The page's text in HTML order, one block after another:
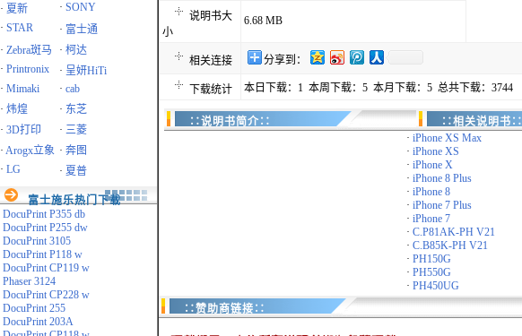
· 夏新 · SONY
· STAR · 富士通
· Zebra斑马 · 柯达
· Printronix · 呈妍HiTi
· Mimaki · cab
· 炜煌 · 东芝
· 3D打印 · 三菱
· Arogx立象 · 奔图
· LG · 夏普
富士施乐热门下载
DocuPrint P355 db
DocuPrint P255 dw
DocuPrint 3105
DocuPrint P118 w
DocuPrint CP119 w
Phaser 3124
DocuPrint CP228 w
DocuPrint 255
DocuPrint 203A
说明书大
小
6.68 MB
相关连接 分享到：
下载统计 本日下载：1 本周下载：5 本月下载：5 总共下载：3744
∷说明书简介∷
∷相关说明书∷
· iPhone XS Max
· iPhone XS
· iPhone X
· iPhone 8 Plus
· iPhone 8
· iPhone 7 Plus
· iPhone 7
· C.P81AK-PH V21
· C.B85K-PH V21
· PH150G
· PH550G
· PH450UG
∷赞助商链接∷